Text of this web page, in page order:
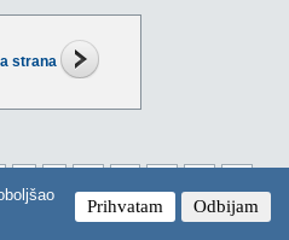
Prihvatam Odbijam
strana
Idi na